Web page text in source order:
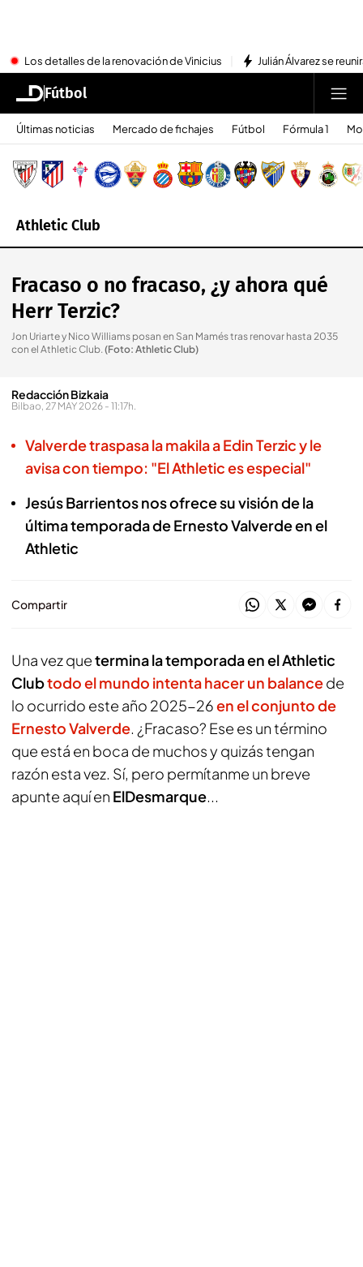
Los detalles de la renovación de Vinicius Julián Álvarez se
Fútbol
Últimas noticias Mercado de fichajes Fútbol Fórmula 1
Athletic Club
Fracaso o no fracaso, ¿y ahora qué
Herr Terzic?
Jon Uriarte y Nico Williams posan en San Mamés tras renovar hasta 2035
con el Athletic Club.(Foto: Athletic Club)
Redacción Bizkaia
Bilbao, 27 MAY 2026 - 11:17h.
Valverde traspasa la makila a Edin Terzic y le
avisa con tiempo: "El Athletic es especial"
Jesús Barrientos nos ofrece su visión de la
última temporada de Ernesto Valverde en el
Athletic
Compartir
Una vez quetermina la temporada en el Athletic
Clubtodo el mundo intenta hacer un balancede
lo ocurrido este año 2025-26en el conjunto de
Ernesto Valverde. ¿Fracaso? Ese es un término
que está en boca de muchos y quizás tengan
razón esta vez. Sí, pero permítanme un breve
apunte aquí en ElDesmarque...